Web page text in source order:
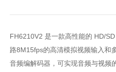
FH6210V2 是一款高性能的 HD/
路8M15fps的高清模拟视频输入和
音频编解码器，可实现音频与视频